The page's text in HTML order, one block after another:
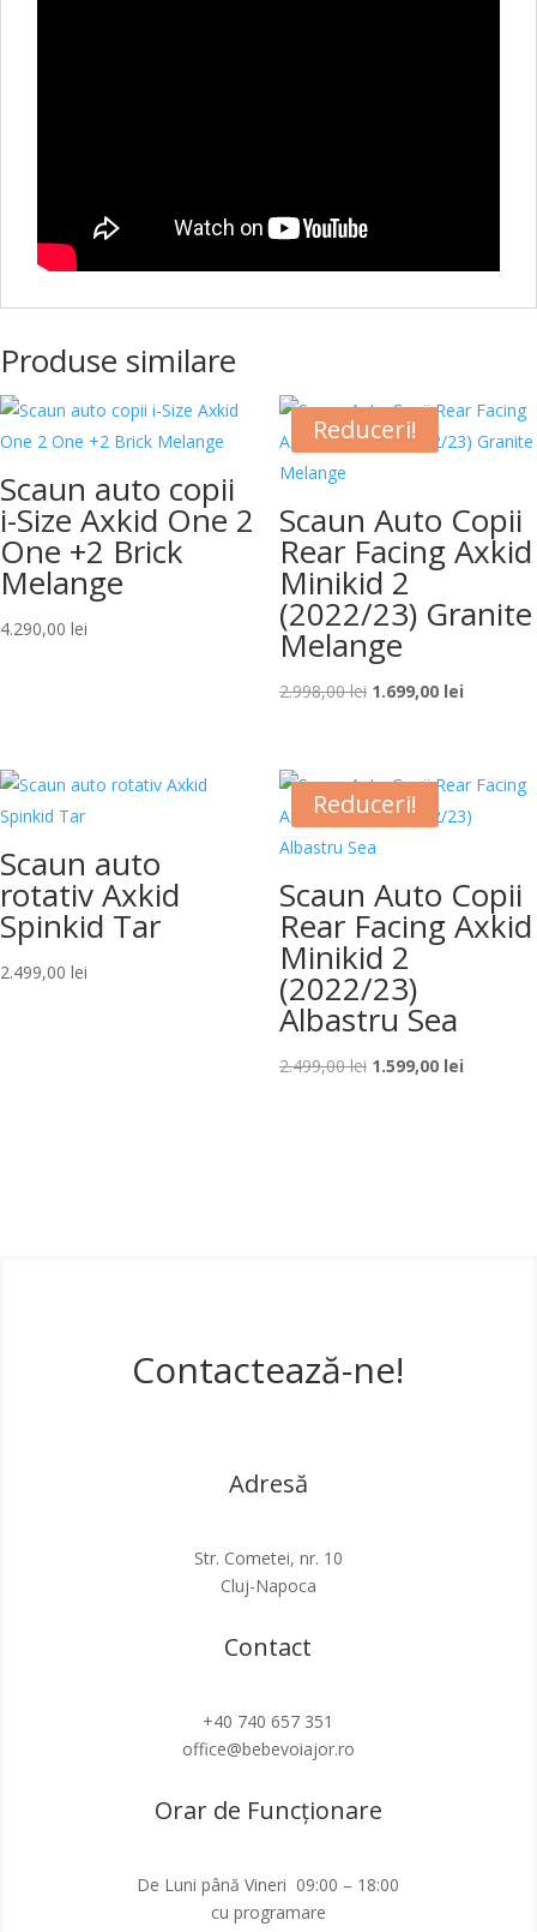
Produse similare
Scaun auto copii
i-Size Axkid One 2
One +2 Brick
Melange
4.290,00 lei
Reduceri!
Scaun Auto Copii
Rear Facing Axkid
Minikid 2
(2022/23) Granite
Melange
2.998,00lei Prețul
fost:
2.998,00 lei.
1.699,00 leiPrețul
1.699,00
Scaun auto
rotativ Axkid
Spinkid Tar
2.499,00 lei
Reduceri!
Scaun Auto Copii
Rear Facing Axkid
Minikid 2
(2022/23)
Albastru Sea
2.499,00lei Prețul
1.599,00 leiPrețul
Contactează-ne!
Adresă
Str. Cometei, nr. 10
Cluj-Napoca
Contact
+40 740 657 351
office@bebevoiajor.ro
Orar de Funcționare
De Luni până Vineri 09:00 – 18:00
cu programare